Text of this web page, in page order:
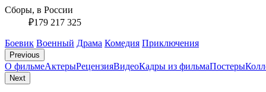
Сборы, в России
₽179 217 325
Боевик Военный Драма Комедия Приключения
Previous
О фильмеАктерыРецензияВидеоКадры из фильмaПостеры
Next